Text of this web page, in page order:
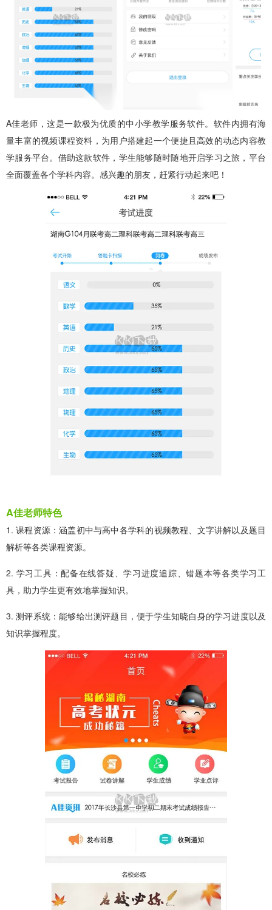
A佳老师，这是一款极为优质的中小学教学服务软件。软件内拥有海
量丰富的视频课程资料，为用户搭建起一个便捷且高效的动态内容教
学服务平台。借助这款软件，学生能够随时随地开启学习之旅，平台
全面覆盖各个学科内容。感兴趣的朋友，赶紧行动起来吧！
A佳老师特色
1. 课程资源：涵盖初中与高中各学科的视频教程、文字讲解以及题目
解析等各类课程资源。
2. 学习工具：配备在线答疑、学习进度追踪、错题本等各类学习工
具，助力学生更有效地掌握知识。
3. 测评系统：能够给出测评题目，便于学生知晓自身的学习进度以及
知识掌握程度。